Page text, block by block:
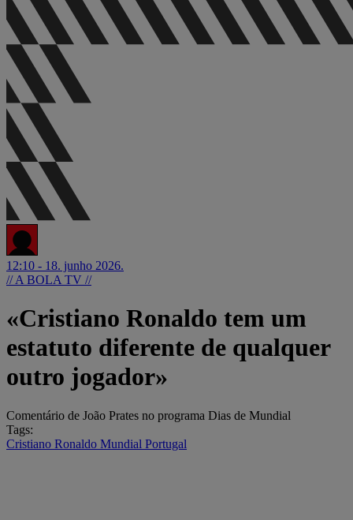
12:10 - 18. junho 2026.
// A BOLA TV //
«Cristiano Ronaldo tem um
estatuto diferente de qualquer
outro jogador»
Comentário de João Prates no programa Dias de Mundial
Tags:
Cristiano Ronaldo Mundial Portugal